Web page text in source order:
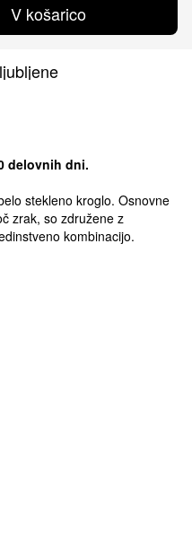
V košarico
delovnih dni.
stekleno kroglo. Osnovne
zrak, so združene z
kombinacijo.